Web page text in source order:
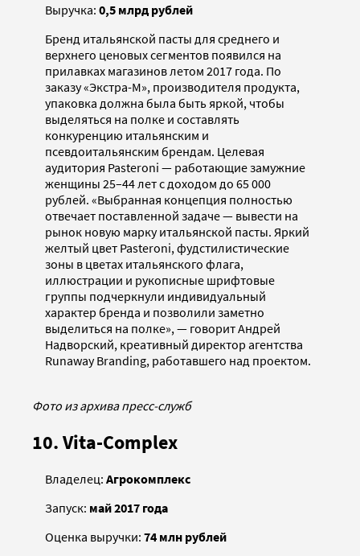
Выручка: 0,5 млрд рублей
Бренд итальянской пасты для среднего и
верхнего ценовых сегментов появился на
прилавках магазинов летом 2017 года. По
заказу «Экстра-М», производителя продукта,
упаковка должна была быть яркой, чтобы
выделяться на полке и составлять
конкуренцию итальянским и
псевдоитальянским брендам. Целевая
аудитория Pasteroni — работающие замужние
женщины 25–44 лет с доходом до 65 000
рублей. «Выбранная концепция полностью
отвечает поставленной задаче — вывести на
рынок новую марку итальянской пасты. Яркий
желтый цвет Pasteroni, фудстилистические
зоны в цветах итальянского флага,
иллюстрации и рукописные шрифтовые
группы подчеркнули индивидуальный
характер бренда и позволили заметно
выделиться на полке», — говорит Андрей
Надворский, креативный директор агентства
Runaway Branding, работавшего над проектом.
Фото из архива пресс-служб
10. Vita-Complex
Владелец: Агрокомплекс
Запуск: май 2017 года
Оценка выручки: 74 млн рублей